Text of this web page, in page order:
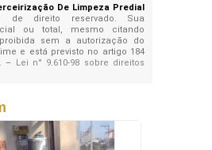
De Limpeza Predial
direito reservado. Sua
ou total, mesmo citando
sem a autorização do
e está previsto no artigo 184
– Lei n° 9.610-98 sobre direitos